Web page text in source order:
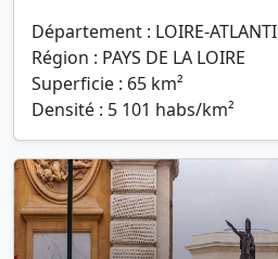
Département : LOIRE-
Région : PAYS DE LA LOIRE
Superficie : 65 km²
Densité : 5 101 habs/km²